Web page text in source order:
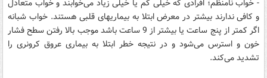
- خواب نامنظم؛ افرادی که خیلی کم یا خیلی زیاد می‌خوابند و خواب متعادل
و کافی ندارند بیشتر در معرض ابتلا به بیماریهای قلبی هستند. خواب شبانه
اگر کمتر از پنج ساعت یا بیشتر از 9 ساعت باشد موجب بالا رفتن سطح فشار
خون و استرس می‌شود و در نتیجه خطر ابتلا به بیماری عروق کرونری را
تشدید می‌کند.